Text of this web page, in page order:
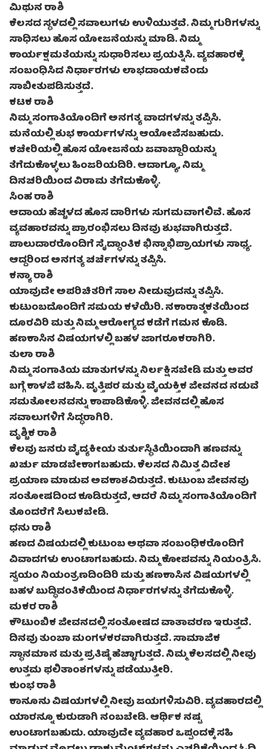
ಮಿಥುನ ರಾಶಿ
ಕೆಲಸದ ಸ್ಥಳದಲ್ಲಿ ಸವಾಲುಗಳು ಉಳಿಯುತ್ತವೆ. ನಿಮ್ಮ ಗುರಿಗಳನ್ನು
ಸಾಧಿಸಲು ಹೊಸ ಯೋಜನೆಯನ್ನು ಮಾಡಿ. ನಿಮ್ಮ
ಕಾರ್ಯಕ್ಷಮತೆಯನ್ನು ಸುಧಾರಿಸಲು ಪ್ರಯತ್ನಿಸಿ. ವ್ಯವಹಾರಕ್ಕೆ
ಸಂಬಂಧಿಸಿದ ನಿರ್ಧಾರಗಳು ಲಾಭದಾಯಕವೆಂದು
ಸಾಬೀತುಪಡಿಸುತ್ತದೆ.
ಕಟಕ ರಾಶಿ
ನಿಮ್ಮ ಸಂಗಾತಿಯೊಂದಿಗೆ ಅನಗತ್ಯ ವಾದಗಳನ್ನು ತಪ್ಪಿಸಿ.
ಮನೆಯಲ್ಲಿ ಶುಭ ಕಾರ್ಯಗಳನ್ನು ಆಯೋಜಿಸಬಹುದು.
ಕಚೇರಿಯಲ್ಲಿ ಹೊಸ ಯೋಜನೆಯ ಜವಾಬ್ದಾರಿಯನ್ನು
ತೆಗೆದುಕೊಳ್ಳಲು ಹಿಂಜರಿಯದಿರಿ. ಆದಾಗ್ಯೂ, ನಿಮ್ಮ
ದಿನಚರಿಯಿಂದ ವಿರಾಮ ತೆಗೆದುಕೊಳ್ಳಿ.
ಸಿಂಹ ರಾಶಿ
ಆದಾಯ ಹೆಚ್ಚಳದ ಹೊಸ ದಾರಿಗಳು ಸುಗಮವಾಗಲಿವೆ. ಹೊಸ
ವ್ಯವಹಾರವನ್ನು ಪ್ರಾರಂಭಿಸಲು ದಿನವು ಶುಭವಾಗಿರುತ್ತದೆ.
ಪಾಲುದಾರರೊಂದಿಗೆ ಸೈದ್ಧಾಂತಿಕ ಭಿನ್ನಾಭಿಪ್ರಾಯಗಳು ಸಾಧ್ಯ.
ಆದ್ದರಿಂದ ಅನಗತ್ಯ ಚರ್ಚೆಗಳನ್ನು ತಪ್ಪಿಸಿ.
ಕನ್ಯಾ ರಾಶಿ
ಯಾವುದೇ ಅಪರಿಚಿತರಿಗೆ ಸಾಲ ನೀಡುವುದನ್ನು ತಪ್ಪಿಸಿ.
ಕುಟುಂಬದೊಂದಿಗೆ ಸಮಯ ಕಳೆಯಿರಿ. ನಕಾರಾತ್ಮಕತೆಯಿಂದ
ದೂರವಿರಿ ಮತ್ತು ನಿಮ್ಮ ಆರೋಗ್ಯದ ಕಡೆಗೆ ಗಮನ ಕೊಡಿ.
ಹಣಕಾಸಿನ ವಿಷಯಗಳಲ್ಲಿ ಬಹಳ ಜಾಗರೂಕರಾಗಿರಿ.
ತುಲಾ ರಾಶಿ
ನಿಮ್ಮ ಸಂಗಾತಿಯ ಮಾತುಗಳನ್ನು ನಿರ್ಲಕ್ಷಿಸಬೇಡಿ ಮತ್ತು ಅವರ
ಬಗ್ಗೆ ಕಾಳಜಿ ವಹಿಸಿ. ವೃತ್ತಿಪರ ಮತ್ತು ವೈಯಕ್ತಿಕ ಜೀವನದ ನಡುವೆ
ಸಮತೋಲನವನ್ನು ಕಾಪಾಡಿಕೊಳ್ಳಿ. ಜೀವನದಲ್ಲಿ ಹೊಸ
ಸವಾಲುಗಳಿಗೆ ಸಿದ್ಧರಾಗಿರಿ.
ವೃಶ್ಚಿಕ ರಾಶಿ
ಕೆಲವು ಜನರು ವೈದ್ಯಕೀಯ ತುರ್ತುಸ್ಥಿತಿಯಿಂದಾಗಿ ಹಣವನ್ನು
ಖರ್ಚು ಮಾಡಬೇಕಾಗಬಹುದು. ಕೆಲಸದ ನಿಮಿತ್ತ ವಿದೇಶ
ಪ್ರಯಾಣ ಮಾಡುವ ಅವಕಾಶವಿರುತ್ತದೆ. ಕುಟುಂಬ ಜೀವನವು
ಸಂತೋಷದಿಂದ ಕೂಡಿರುತ್ತದೆ, ಆದರೆ ನಿಮ್ಮ ಸಂಗಾತಿಯೊಂದಿಗೆ
ತೊಂದರೆಗೆ ಸಿಲುಕಬೇಡಿ.
ಧನು ರಾಶಿ
ಹಣದ ವಿಷಯದಲ್ಲಿ ಕುಟುಂಬ ಅಥವಾ ಸಂಬಂಧಿಕರೊಂದಿಗೆ
ವಿವಾದಗಳು ಉಂಟಾಗಬಹುದು. ನಿಮ್ಮ ಕೋಪವನ್ನು ನಿಯಂತ್ರಿಸಿ.
ಸ್ವಯಂ ನಿಯಂತ್ರಣದಿಂದಿರಿ ಮತ್ತು ಹಣಕಾಸಿನ ವಿಷಯಗಳಲ್ಲಿ
ಬಹಳ ಬುದ್ಧಿವಂತಿಕೆಯಿಂದ ನಿರ್ಧಾರಗಳನ್ನು ತೆಗೆದುಕೊಳ್ಳಿ.
ಮಕರ ರಾಶಿ
ಕೌಟುಂಬಿಕ ಜೀವನದಲ್ಲಿ ಸಂತೋಷದ ವಾತಾವರಣ ಇರುತ್ತದೆ.
ದಿನವು ತುಂಬಾ ಮಂಗಳಕರವಾಗಿರುತ್ತದೆ. ಸಾಮಾಜಿಕ
ಸ್ಥಾನಮಾನ ಮತ್ತು ಪ್ರತಿಷ್ಠೆ ಹೆಚ್ಚಾಗುತ್ತದೆ. ನಿಮ್ಮ ಕೆಲಸದಲ್ಲಿ ನೀವು
ಉತ್ತಮ ಫಲಿತಾಂಶಗಳನ್ನು ಪಡೆಯುತ್ತೀರಿ.
ಕುಂಭ ರಾಶಿ
ಕಾನೂನು ವಿಷಯಗಳಲ್ಲಿ ನೀವು ಜಯಗಳಿಸುವಿರಿ. ವ್ಯವಹಾರದಲ್ಲಿ
ಯಾರನ್ನೂ ಕುರುಡಾಗಿ ನಂಬಬೇಡಿ. ಆರ್ಥಿಕ ನಷ್ಟ
ಉಂಟಾಗಬಹುದು. ಯಾವುದೇ ವ್ಯವಹಾರ ಒಪ್ಪಂದಕ್ಕೆ ಸಹಿ